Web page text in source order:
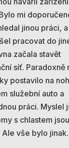
mi
jinou práci,
pracovat do
začala stavět
síť. Paradoxně
postavilo na
služební auto a
práci. Myslel
s chlastem jsou
Ale vše bylo jinak.